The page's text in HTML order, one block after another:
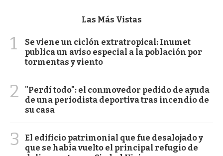
Las Más Vistas
1
Se viene un ciclón extratropical: Inumet
publica un aviso especial a la población por
tormentas y viento
2
"Perdí todo": el conmovedor pedido de ayuda
de una periodista deportiva tras incendio de
su casa
3
El edificio patrimonial que fue desalojado y
que se había vuelto el principal refugio de